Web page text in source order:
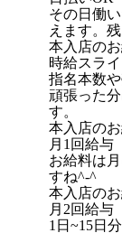
その日働
えます。
本入店の
時給スライ
指名本数
頑張った
す。
本入店の
月1回給与
お給料は
すね^-^
本入店の
月2回給与
1日~15日